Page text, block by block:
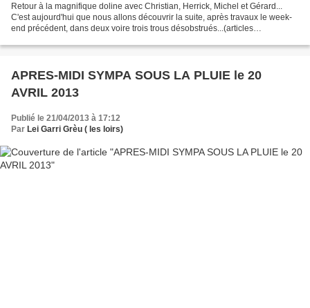
Retour à la magnifique doline avec Christian, Herrick, Michel et Gérard...
C'est aujourd'hui que nous allons découvrir la suite, après travaux le week-
end précédent, dans deux voire trois trous désobstrués...(articles
APRES-MIDI SYMPA SOUS LA PLUIE le 20
AVRIL 2013
Publié le 21/04/2013 à 17:12
Par Lei Garri Grèu ( les loirs)